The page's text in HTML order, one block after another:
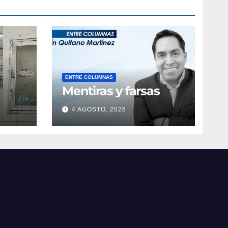
ENTRE COLUMNAS
Mentiras y farsas
4 AGOSTO, 2026